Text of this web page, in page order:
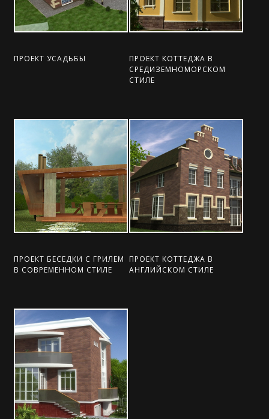
ПРОЕКТ УСАДЬБЫ
ПРОЕКТ КОТТЕДЖА В
СРЕДИЗЕМНОМОРСКОМ
СТИЛЕ
ПРОЕКТ БЕСЕДКИ С ГРИЛЕМ
В СОВРЕМЕННОМ СТИЛЕ
ПРОЕКТ КОТТЕДЖА В
АНГЛИЙСКОМ СТИЛЕ